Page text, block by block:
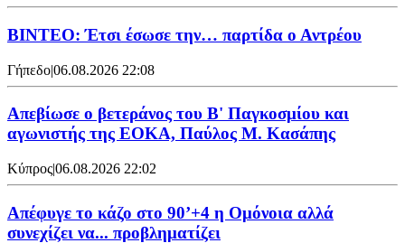
ΒΙΝΤΕΟ: Έτσι έσωσε την… παρτίδα ο Αντρέου
Γήπεδο|06.08.2026 22:08
Απεβίωσε ο βετεράνος του Β' Παγκοσμίου και
αγωνιστής της ΕΟΚΑ, Παύλος Μ. Κασάπης
Κύπρος|06.08.2026 22:02
Απέφυγε το κάζο στο 90’+4 η Ομόνοια αλλά
συνεχίζει να... προβληματίζει